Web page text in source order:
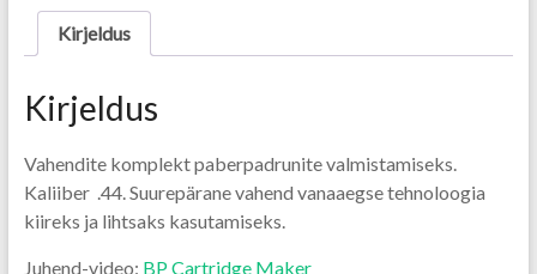
Kirjeldus
Kirjeldus
Vahendite komplekt paberpadrunite valmistamiseks.
Kaliiber .44. Suurepärane vahend vanaaegse tehnoloogia
kiireks ja lihtsaks kasutamiseks.
Juhend-video: BP Cartridge Maker